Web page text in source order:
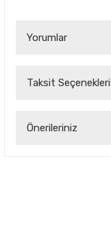
Yorumlar
Taksit Seçenekleri
Önerileriniz